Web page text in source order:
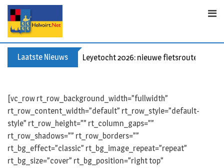
p
Laatste Nieuws Leyetocht 2026: nieuwe fietsroutes
[vc_row rt_row_background_width=”fullwidth”
rt_row_content_width=”default” rt_row_style=”default-
style” rt_row_height=”” rt_column_gaps=””
rt_row_shadows=”” rt_row_borders=””
rt_bg_effect=”classic” rt_bg_image_repeat=”repeat”
rt_bg_size=”cover” rt_bg_position=”right top”